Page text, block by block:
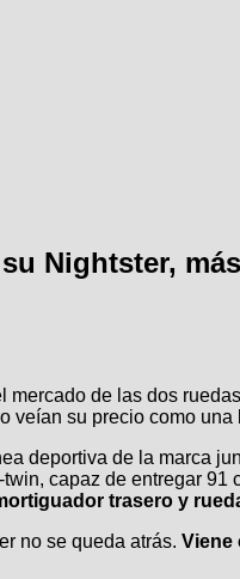
Nightster,
mercado de las dos
veían su precio como una
deportiva de la marca
capaz de entregar
trasero y
no se queda atrás. Viene